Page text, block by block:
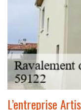
L’entreprise